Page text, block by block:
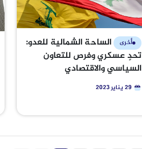
أخرى
الساحة الشمالية للعدو:
تحدٍ عسكري وفرص للتعاون
السياسي والاقتصادي
29 يناير 2023